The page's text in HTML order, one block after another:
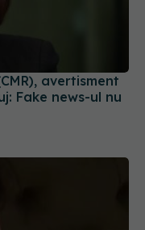
avertisment
Fake news-ul nu